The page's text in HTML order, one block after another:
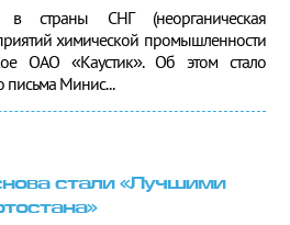
в страны СНГ (неорганическая
химической промышленности
ОАО «Каустик». Об этом стало
письма Минис...
стали «Лучшими